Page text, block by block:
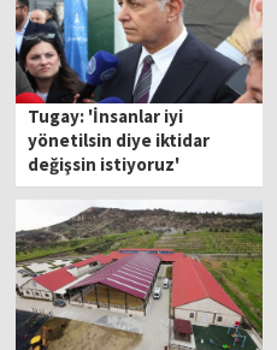
Tugay: 'İnsanlar iyi
yönetilsin diye iktidar
değişsin istiyoruz'